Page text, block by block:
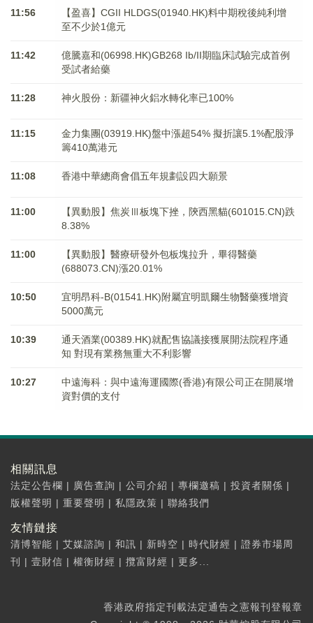
11:56
【盈喜】CGII HLDGS(01940.HK)料中期稅後純利增
至不少於1億元
11:42
億騰嘉和(06998.HK)GB268 Ib/II期臨床試驗完成首例
受試者給藥
11:28 神火股份：新疆神火鋁水轉化率已100%
11:15
金力集團(03919.HK)盤中漲超54% 擬折讓5.1%配股淨
籌410萬港元
11:08 香港中華總商會倡五年規劃設四大願景
11:00
【異動股】焦炭Ⅲ板塊下挫，陝西黑貓(601015.CN)跌
8.38%
11:00
【異動股】醫療研發外包板塊拉升，畢得醫藥
(688073.CN)漲20.01%
10:50
宜明昂科-B(01541.HK)附屬宜明凱爾生物醫藥獲增資
5000萬元
10:39
通天酒業(00389.HK)就配售協議接獲展開法院程序通
知 對現有業務無重大不利影響
10:27
中遠海科：與中遠海運國際(香港)有限公司正在開展增
資對價的支付
相關訊息
法定公告欄 | 廣告查詢 | 公司介紹 | 專欄邀稿 | 投資者關係 |
版權聲明 | 重要聲明 | 私隱政策 | 聯絡我們
友情鏈接
清博智能 | 艾媒諮詢 | 和訊 | 新時空 | 時代財經 | 證券市場周
刊
| 壹財信 | 權衡財經 | 攬富財經 | 更多...
香港政府指定刊載法定通告之憲報刊登報章